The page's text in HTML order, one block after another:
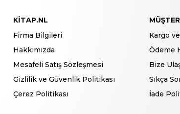
KITAP.NL
Firma Bilgileri
Hakkımızda
Mesafeli Satış Sözleşmesi
Gizlilik ve Güvenlik Politikası
Çerez Politikası
Kargo
Ödeme
Bize
Sıkça
İade